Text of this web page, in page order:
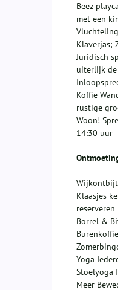
Beez
met een
Klaverjas;
Juridisch
uiterlijk de
Koffie
rustige
Woon!
14:30 uur
Wijkontbijt
Klaasjes
reserveren
Borrel &
Yoga
Stoelyoga
Meer